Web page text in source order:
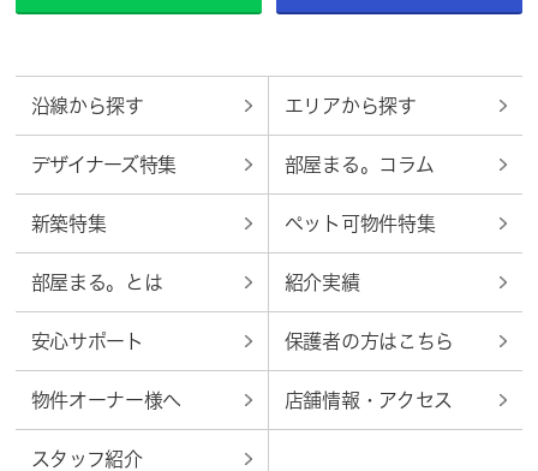
沿線から探す エリアから探す
デザイナーズ特集 部屋まる。コラム
新築特集 ペット可物件特集
部屋まる。とは 紹介実績
安心サポート 保護者の方はこちら
物件オーナー様へ 店舗情報・アクセス
スタッフ紹介